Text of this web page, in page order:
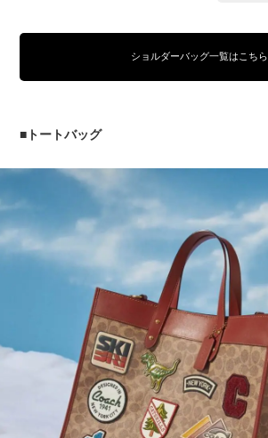
ショルダーバッグ一覧はこちら
■トートバッグ